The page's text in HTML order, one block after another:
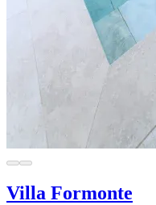
Villa Formonte